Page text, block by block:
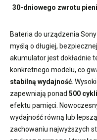
30-dniowego zwrotu
Bateria do urządzenia Sony
myślą o długiej,
akumulator jest dokładnie
konkretnego modelu, co
stabilną wydajność .
zapewniają ponad 500
efektu pamięci.
wydajność równą lub
zachowaniu najwyższych